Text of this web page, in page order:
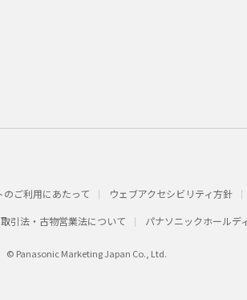
のご利用にあたって
ウェブアクセシビリティ方針
引法・古物営業法について パナソニックホールデ
© Panasonic Marketing Japan Co., Ltd.